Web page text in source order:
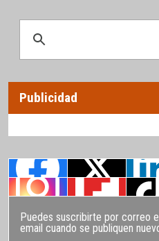
Publicidad
Puedes suscribirte por correo
email cuando se publiquen